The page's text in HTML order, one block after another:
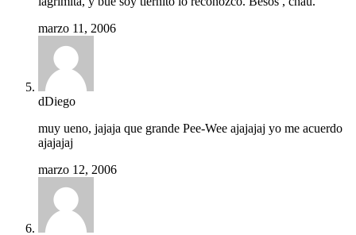
marzo 11, 2006
dDiego
muy ueno, jajaja que grande Pee-Wee ajajajaj yo me acuerdo
ajajajaj
marzo 12, 2006